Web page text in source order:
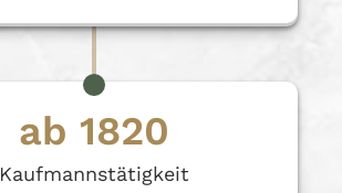
ab 1820
Kaufmannstätigkeit